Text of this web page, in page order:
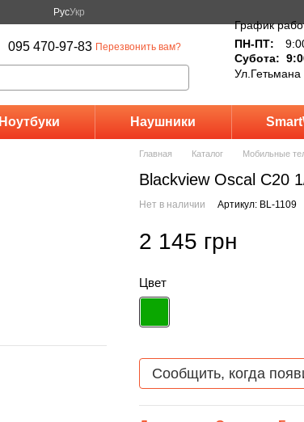
РусУкр
095 470-97-83 Перезвонить вам?
График
ПН-ПТ:
Субота:
Ноутбуки Наушники
Главная Каталог Мобильные
Blackview Oscal C20
Нет в наличии Артикул: BL-1109
2 145 грн
Цвет
Сообщить, когда